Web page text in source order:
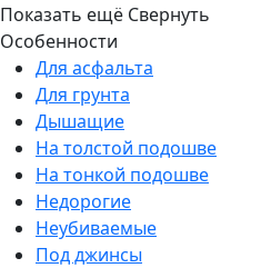
Показать ещё Свернуть
Особенности
Для асфальта
Для грунта
Дышащие
На толстой подошве
На тонкой подошве
Недорогие
Неубиваемые
Под джинсы